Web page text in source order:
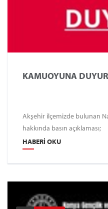
KAMUOYUNA
Akşehir ilçemizde bulunan
hakkında basın açıklaması;
HABERI OKU